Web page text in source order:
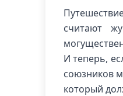
считают
И теперь,
союзников
который